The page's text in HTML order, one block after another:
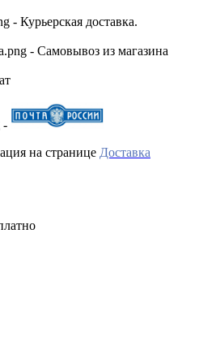
- Курьерская доставка.
- Самовывоз из магазина
-
на странице Доставка